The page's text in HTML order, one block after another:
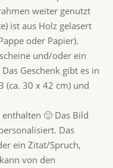
weiter genutzt
ist aus Holz gelasert
oder Papier).
und/oder ein
Geschenk gibt es in
(ca. 30 x 42 cm) und
🙂 Das Bild
Das
ein Zitat/Spruch,
von den